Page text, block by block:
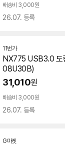
배송비 3,000원
26.07. 등록
11번가
NX775 USB3.0 도
08U30B)
31,010원
배송비 3,000원
26.07. 등록
G마켓